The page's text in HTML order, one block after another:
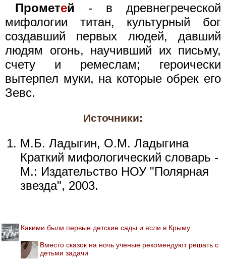
Прометей - в древнегреческой
мифологии титан, культурный бог
создавший первых людей, давший
людям огонь, научивший их письму,
счету и ремеслам; героически
вытерпел муки, на которые обрек его
Зевс.
Источники:
М.Б. Ладыгин, О.М. Ладыгина
Краткий мифологический словарь -
М.: Издательство НОУ "Полярная
звезда", 2003.
Какими были первые детские сады и ясли в Крыму
Вместо сказок на ночь ученые рекомендуют решать с
детьми задачи